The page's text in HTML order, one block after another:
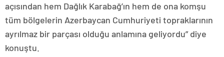
açısından hem Dağlık Karabağ’ın hem de ona komşu
tüm bölgelerin Azerbaycan Cumhuriyeti topraklarının
ayrılmaz bir parçası olduğu anlamına geliyordu” diye
konuştu.